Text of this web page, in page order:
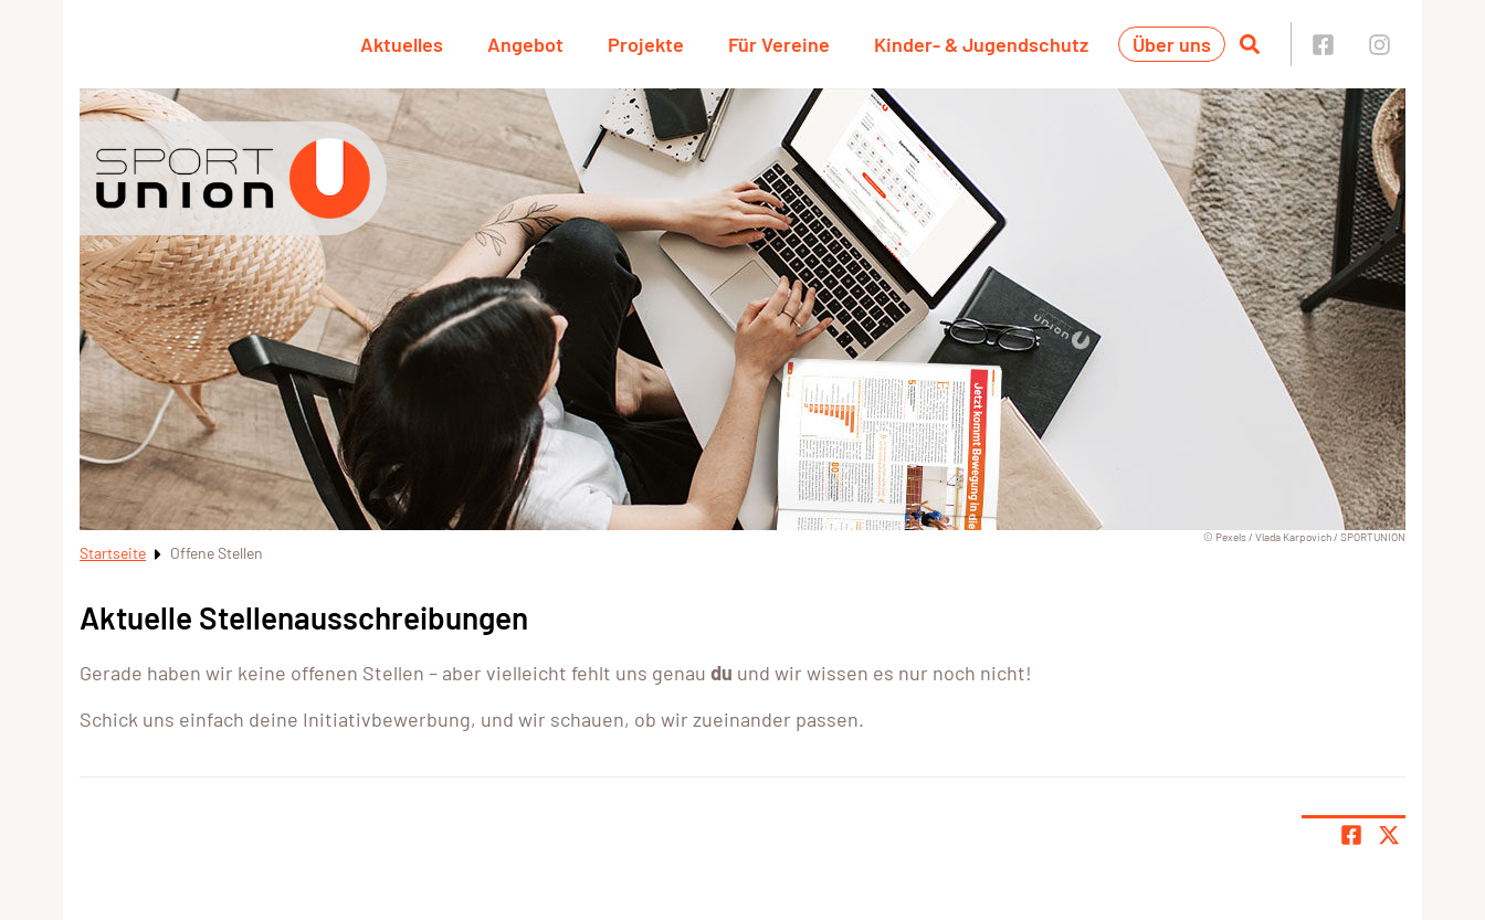
Aktuelles Angebot Projekte Für Vereine Kinder- & Jugendschutz Über uns
© Pexels / Vlada Karpovich / SPORTUNION
Startseite Offene Stellen
Aktuelle Stellenausschreibungen
Gerade haben wir keine offenen Stellen – aber vielleicht fehlt uns genau du und wir wissen es nur noch nicht!
Schick uns einfach deine Initiativbewerbung, und wir schauen, ob wir zueinander passen.